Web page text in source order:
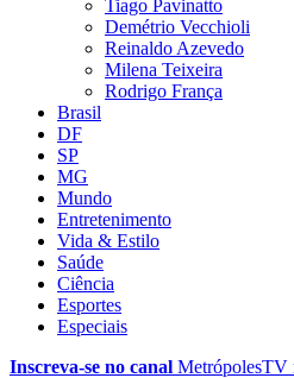
Tiago Pavinatto
Demétrio Vecchioli
Reinaldo Azevedo
Milena Teixeira
Rodrigo França
Brasil
DF
SP
MG
Mundo
Entretenimento
Vida & Estilo
Saúde
Ciência
Esportes
Especiais
Inscreva-se no canal MetrópolesTV